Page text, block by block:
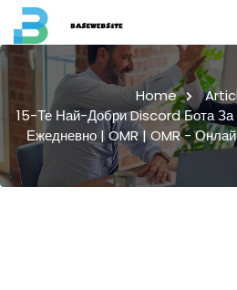
Home
15-Те Най-Добри Discord Бота
Ежедневно | OMR | OMR -